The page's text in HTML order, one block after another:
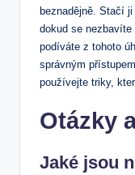
beznadějně. Stačí
dokud se
podíváte z tohoto
správným
používejte triky,
Otázky
Jaké jsou